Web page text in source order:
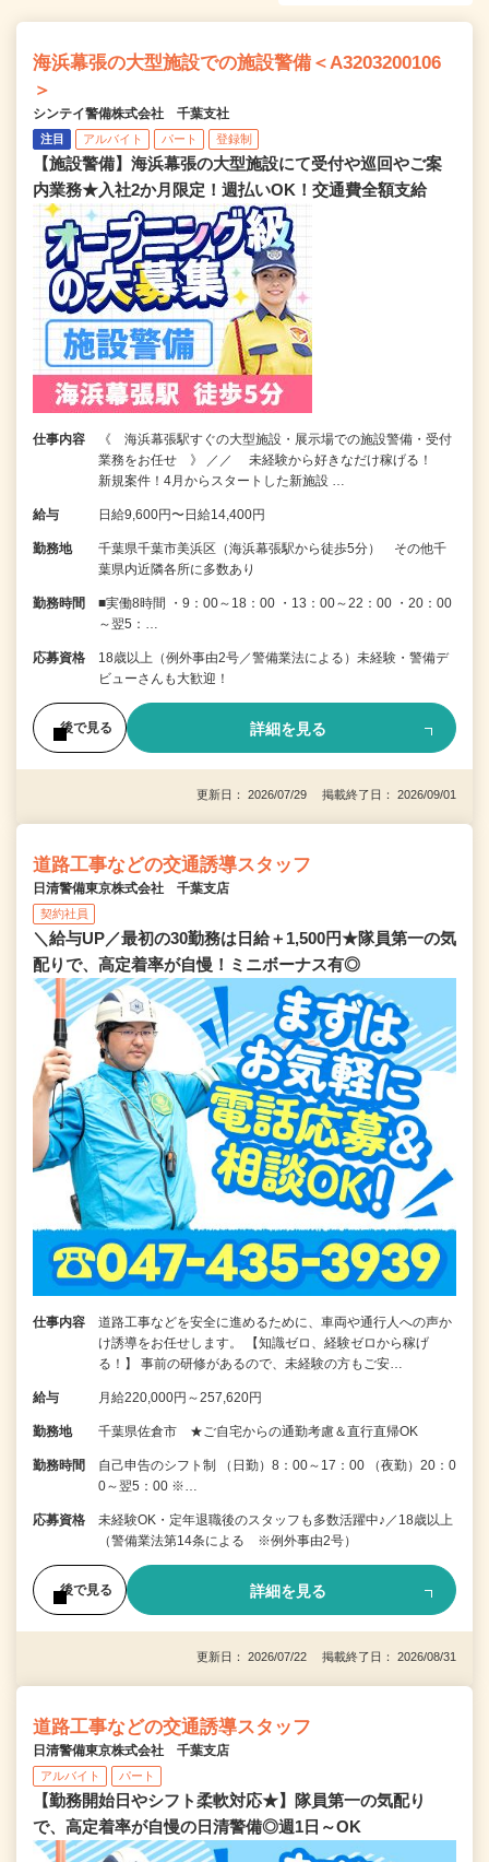
海浜幕張の大型施設での施設警備＜A3203200106
＞
シンテイ警備株式会社 千葉支社
注目 アルバイト パート 登録制
【施設警備】海浜幕張の大型施設にて受付や巡回やご案
内業務★入社2か月限定！週払いOK！交通費全額支給
仕事内容
《 海浜幕張駅すぐの大型施設・展示場での施設警備・受付
業務をお任せ 》 ／／ 未経験から好きなだけ稼げる！
新規案件！4月からスタートした新施設 …
給与 日給9,600円〜日給14,400円
勤務地
千葉県千葉市美浜区（海浜幕張駅から徒歩5分） その他千
葉県内近隣各所に多数あり
勤務時間
■実働8時間 ・9：00～18：00 ・13：00～22：00 ・20：00
～翌5：…
応募資格
18歳以上（例外事由2号／警備業法による）未経験・警備デ
ビューさんも大歓迎！
後で見る 詳細を見る
更新日： 2026/07/29 掲載終了日： 2026/09/01
道路工事などの交通誘導スタッフ
日清警備東京株式会社 千葉支店
契約社員
＼給与UP／最初の30勤務は日給＋1,500円★隊員第一の気
配りで、高定着率が自慢！ミニボーナス有◎
仕事内容
道路工事などを安全に進めるために、車両や通行人への声か
け誘導をお任せします。 【知識ゼロ、経験ゼロから稼げ
る！】 事前の研修があるので、未経験の方もご安…
給与 月給220,000円～257,620円
勤務地 千葉県佐倉市 ★ご自宅からの通勤考慮＆直行直帰OK
勤務時間
自己申告のシフト制 （日勤）8：00～17：00 （夜勤）20：0
0～翌5：00 ※…
応募資格
未経験OK・定年退職後のスタッフも多数活躍中♪／18歳以上
（警備業法第14条による ※例外事由2号）
後で見る 詳細を見る
更新日： 2026/07/22 掲載終了日： 2026/08/31
道路工事などの交通誘導スタッフ
日清警備東京株式会社 千葉支店
アルバイト パート
【勤務開始日やシフト柔軟対応★】隊員第一の気配り
で、高定着率が自慢の日清警備◎週1日～OK